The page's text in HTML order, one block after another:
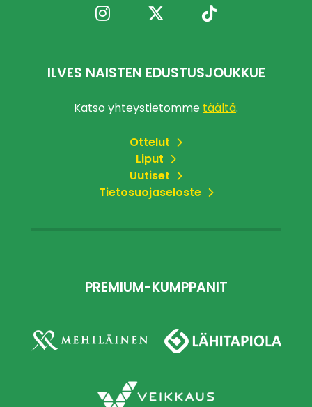
ILVES NAISTEN EDUSTUSJOUKKUE
Katso yhteystietomme täältä.
Ottelut
Liput
Uutiset
Tietosuojaseloste
PREMIUM-KUMPPANIT